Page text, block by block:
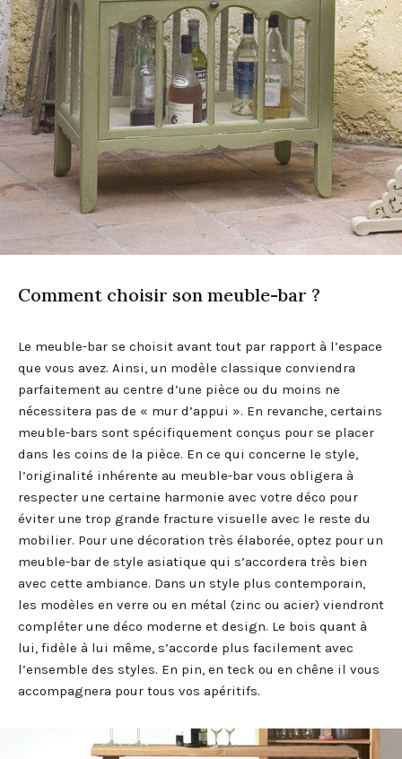
Comment choisir son meuble-bar ?
Le meuble-bar se choisit avant tout par rapport à l’espace
que vous avez. Ainsi, un modèle classique conviendra
parfaitement au centre d’une pièce ou du moins ne
nécessitera pas de « mur d’appui ». En revanche, certains
meuble-bars sont spécifiquement conçus pour se placer
dans les coins de la pièce. En ce qui concerne le style,
l’originalité inhérente au meuble-bar vous obligera à
respecter une certaine harmonie avec votre déco pour
éviter une trop grande fracture visuelle avec le reste du
mobilier. Pour une décoration très élaborée, optez pour un
meuble-bar de style asiatique qui s’accordera très bien
avec cette ambiance. Dans un style plus contemporain,
les modèles en verre ou en métal (zinc ou acier) viendront
compléter une déco moderne et design. Le bois quant à
lui, fidèle à lui même, s’accorde plus facilement avec
l’ensemble des styles. En pin, en teck ou en chêne il vous
accompagnera pour tous vos apéritifs.